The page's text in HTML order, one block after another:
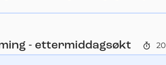
- ettermiddagsøkt 20